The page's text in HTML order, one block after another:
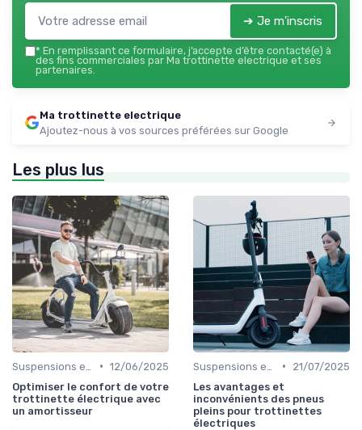
➔ Je m'inscris
* En remplissant ce formulaire, j’accepte d’être contacté(e) à
des fins commerciales par Ma trottinette electrique et ses
partenaires.
Ma trottinette electrique
Ajoutez-nous à vos sources préférées sur Google
Les plus lus
• 12/06/2025
Optimiser le confort de votre
trottinette électrique avec
un amortisseur
•
21/07/2025
Les avantages et
inconvénients des pneus
pleins pour trottinettes
électriques